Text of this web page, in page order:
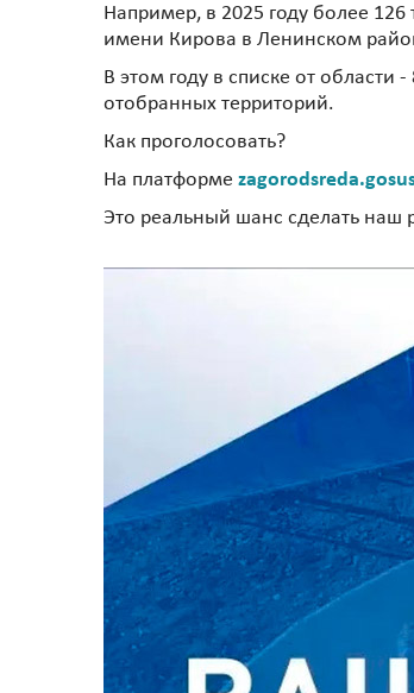
Например, в 2025 году более
имени Кирова в Ленинском
В этом году в списке от области
отобранных территорий.
Как проголосовать?
На платформе
Это реальный шанс сделать наш